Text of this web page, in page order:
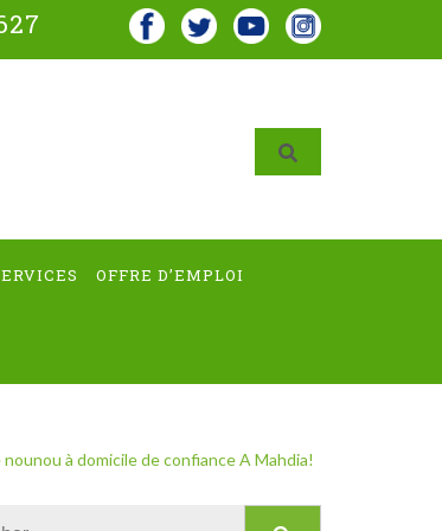
OFFRE D’EMPLOI
à domicile de confiance A Mahdia!
Rechercher :